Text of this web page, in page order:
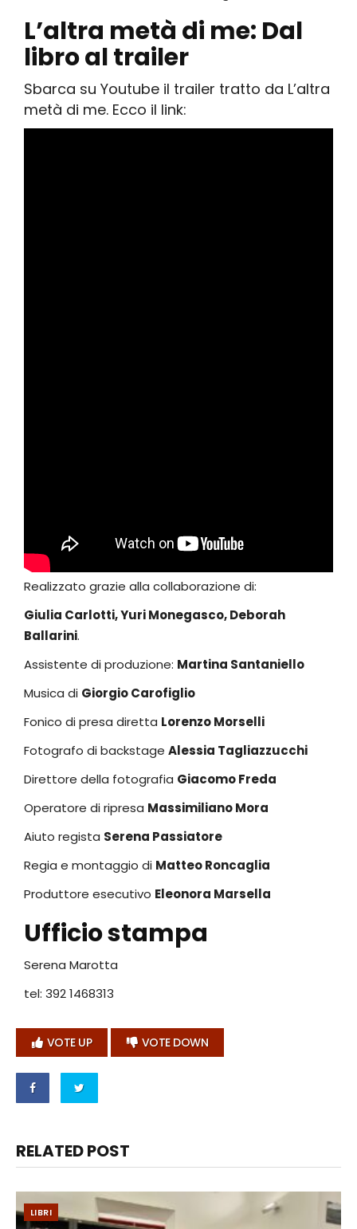
L’altra metà di me: Dal
libro al trailer
Sbarca su Youtube il trailer tratto da L’altra
metà di me. Ecco il link:
Realizzato grazie alla collaborazione di:
Giulia Carlotti, Yuri Monegasco, Deborah
Ballarini.
Assistente di produzione: Martina Santaniello
Musica di Giorgio Carofiglio
Fonico di presa diretta Lorenzo Morselli
Fotografo di backstage Alessia Tagliazzucchi
Direttore della fotografia Giacomo Freda
Operatore di ripresa Massimiliano Mora
Aiuto regista Serena Passiatore
Regia e montaggio di Matteo Roncaglia
Produttore esecutivo Eleonora Marsella
Ufficio stampa
Serena Marotta
tel: 392 1468313
VOTE UP VOTE DOWN
RELATED POST
LIBRI